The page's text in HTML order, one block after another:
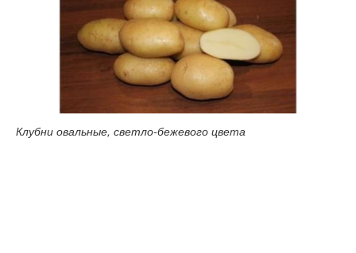
Клубни овальные, светло-бежевого цвета